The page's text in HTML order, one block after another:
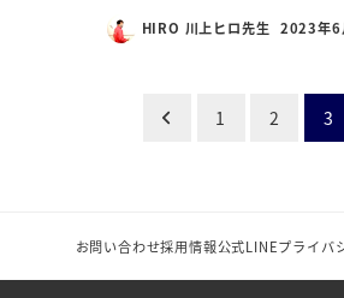
HIRO 川上ヒロ先生 2023年6
1 2 3
お問い合わせ採用情報公式LINEプライバ